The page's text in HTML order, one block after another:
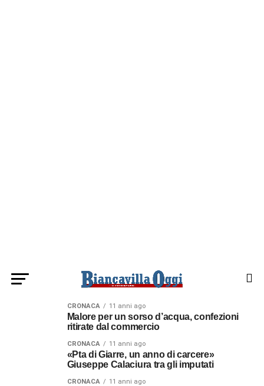
CRONACA 11 anni ago
Malore per un sorso d’acqua, confezioni
ritirate dal commercio
CRONACA 11 anni ago
«Pta di Giarre, un anno di carcere»
Giuseppe Calaciura tra gli imputati
CRONACA 11 anni ago